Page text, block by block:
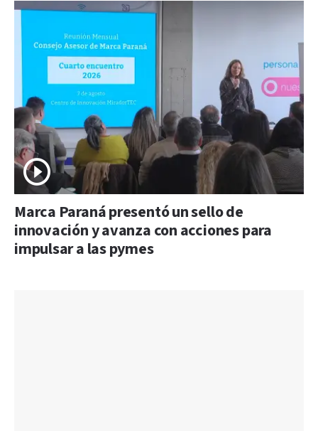
Marca Paraná presentó un sello de
innovación y avanza con acciones para
impulsar a las pymes